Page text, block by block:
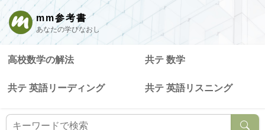
mm参考書
あなたの学びなおし
高校数学の解法 共テ 数学
共テ 英語リーディング 共テ 英語リスニング